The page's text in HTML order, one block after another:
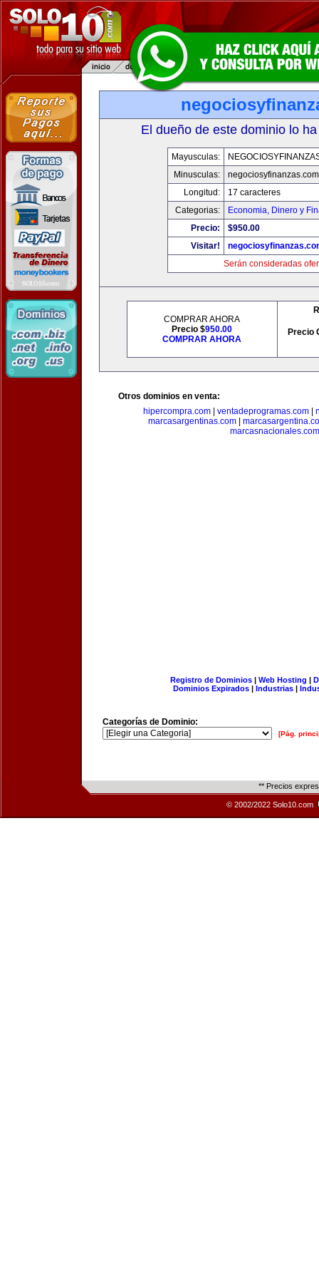
El dueño de este dominio lo
Mayusculas:
Minusculas:
negociosyfinanzas.com
Longitud:
17 caracteres
Categorias:
Economia, Dinero y
Precio:
$950.00
Visitar!
Serán consideradas
COMPRAR AHORA
Precio $950.00
COMPRAR AHORA
Precio
Otros dominios en venta:
hipercompra.com
ventadeprogramas.com
marcasargentinas.com
marcasnacionales.com
Registro de Dominios| Web Hosting |
Dominios Expirados | Industrias |
Categorías de Dominio:
[Pág.
** Precios
© 2002/2022 Solo10.com